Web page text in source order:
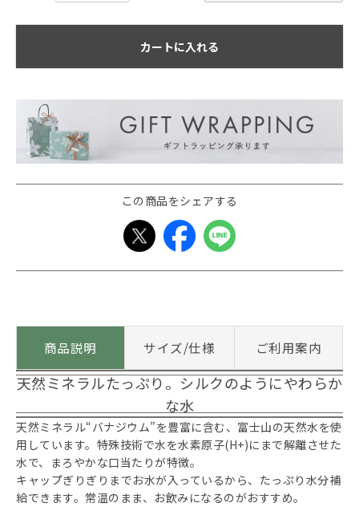
カートに入れる
この商品をシェアする
商品説明 サイズ/仕様 ご利用案内
天然ミネラルたっぷり。シルクのようにやわらか
な水
天然ミネラル“バナジウム”を豊富に含む、富士山の天然水を使
用しています。特殊技術で水を水素原子(H+)にまで解離させた
水で、まろやかな口当たりが特徴。
キャップぎりぎりまでお水が入っているから、たっぷり水分補
給できます。常温のまま、お飲みになるのがおすすめ。